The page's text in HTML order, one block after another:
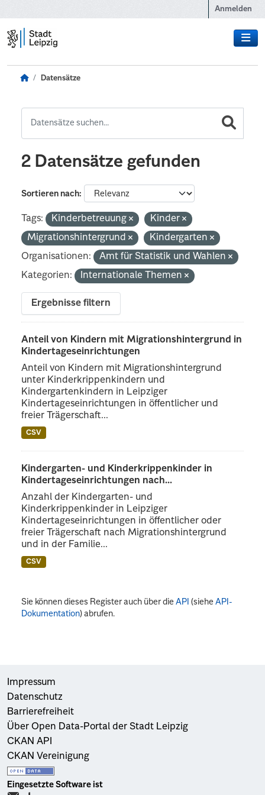
Anmelden
Datensätze
2 Datensätze gefunden
Sortieren nach
Tags: Kinderbetreuung
Kinder
Migrationshintergrund
Kindergarten
Organisationen:
Amt für Statistik und Wahlen
Kategorien:
Internationale Themen
Ergebnisse filtern
Anteil von Kindern mit Migrationshintergrund in
Kindertageseinrichtungen
Anteil von Kindern mit Migrationshintergrund
unter Kinderkrippenkindern und
Kindergartenkindern in Leipziger
Kindertageseinrichtungen in öffentlicher und
freier Trägerschaft...
CSV
Kindergarten- und Kinderkrippenkinder in
Kindertageseinrichtungen nach...
Anzahl der Kindergarten- und
Kinderkrippenkinder in Leipziger
Kindertageseinrichtungen in öffentlicher oder
freier Trägerschaft nach Migrationshintergrund
und in der Familie...
CSV
Sie können dieses Register auch über dieAPI (sieheAPI-
Dokumentation) abrufen.
Impressum
Datenschutz
Barrierefreiheit
Über Open Data-Portal der Stadt Leipzig
CKAN API
CKAN Vereinigung
Eingesetzte Software ist